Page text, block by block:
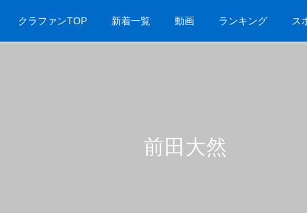
クラファンTOP 新着一覧 動画 ランキング ス
前田大然